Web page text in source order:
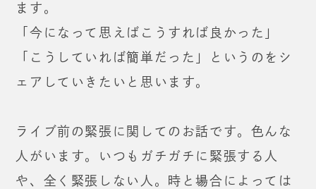
ます。
「今になって思えばこうすれば良かった」
「こうしていれば簡単だった」
というのをシ
ェアしていきたいと思います。
ライブ前の緊張に関してのお話です。色んな
人がいます。
いつもガチガチに緊張する人
や、全く緊張しない人。
時と場合によっては